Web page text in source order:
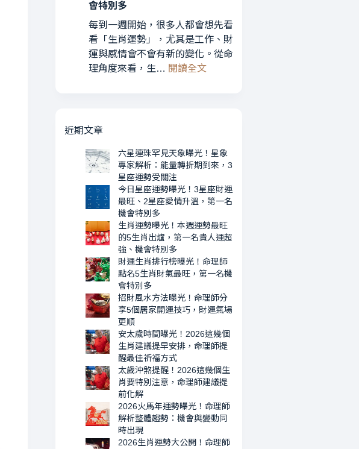
座
運
運
最
旺、
溫，
一
名
會
特
別
多
會特別多
每到一週開始，很多人都會想先看
看「生肖運勢」，尤其是工作、財
運與感情會不會有新的變化。從命
理角度來看，生… 閱讀全文:
光！
本
運
最
旺
5
生
肖
出
第
一
名
貴
運
超
強、
近期文章
六星連珠罕見天象曝光！星象
專家解析：能量轉折期到來，3
星座運勢受關注
今日星座運勢曝光！3星座財運
最旺、2星座愛情升溫，第一名
機會特別多
生肖運勢曝光！本週運勢最旺
的5生肖出爐，第一名貴人運超
強、機會特別多
財運生肖排行榜曝光！命理師
點名5生肖財氣最旺，第一名機
會特別多
招財風水方法曝光！命理師分
享5個居家開運技巧，財運氣場
更順
安太歲時間曝光！2026這幾個
生肖建議提早安排，命理師提
醒最佳祈福方式
太歲沖煞提醒！2026這幾個生
肖要特別注意，命理師建議提
前化解
2026火馬年運勢曝光！命理師
解析整體趨勢：機會與變動同
時出現
2026生肖運勢大公開！命理師